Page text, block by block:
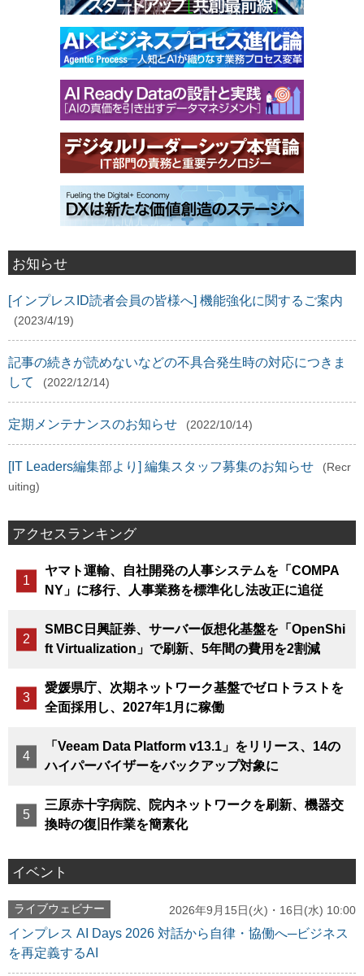
お知らせ
[インプレスID読者会員の皆様へ] 機能強化に関するご案内
(2023/4/19)
記事の続きが読めないなどの不具合発生時の対応につきま
して
(2022/12/14)
定期メンテナンスのお知らせ (2022/10/14)
[IT Leaders編集部より] 編集スタッフ募集のお知らせ
(Recr
uiting)
アクセスランキング
ヤマト運輸、自社開発の人事システムを「COMPA
NY」に移行、人事業務を標準化し法改正に追従
SMBC日興証券、サーバー仮想化基盤を「OpenShi
ft Virtualization」で刷新、5年間の費用を2割減
愛媛県庁、次期ネットワーク基盤でゼロトラストを
全面採用し、2027年1月に稼働
「Veeam Data Platform v13.1」をリリース、14の
ハイパーバイザーをバックアップ対象に
三原赤十字病院、院内ネットワークを刷新、機器交
換時の復旧作業を簡素化
イベント
ライブウェビナー 2026年9月15日(火)・16日(水) 10:00
インプレス AI Days 2026 対話から自律・協働へ─ビジネス
を再定義するAI